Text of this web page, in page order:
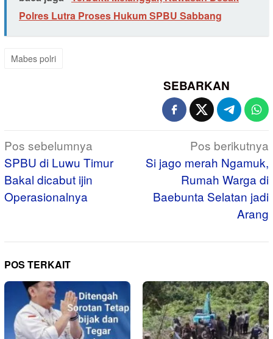
Polres Lutra Proses Hukum SPBU Sabbang
Mabes polri
SEBARKAN
Navigasi
pos
Pos sebelumnya
SPBU di Luwu Timur
Bakal dicabut ijin
Operasionalnya
Pos berikutnya
Si jago merah Ngamuk,
Rumah Warga di
Baebunta Selatan jadi
Arang
POS TERKAIT